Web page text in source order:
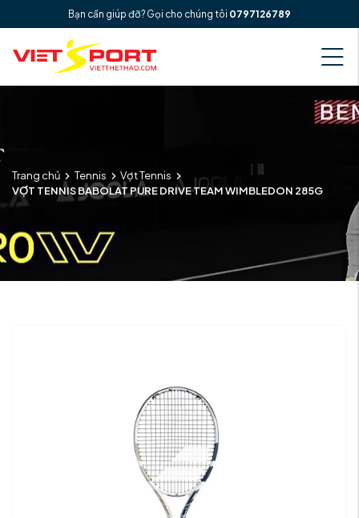
Bạn cần giúp đỡ? Gọi cho chúng tôi 0797126789
Trang chủ Tennis
Vợt Tennis
VỢT TENNIS BABOLAT PURE DRIVE TEAM WIMBLEDON 285G